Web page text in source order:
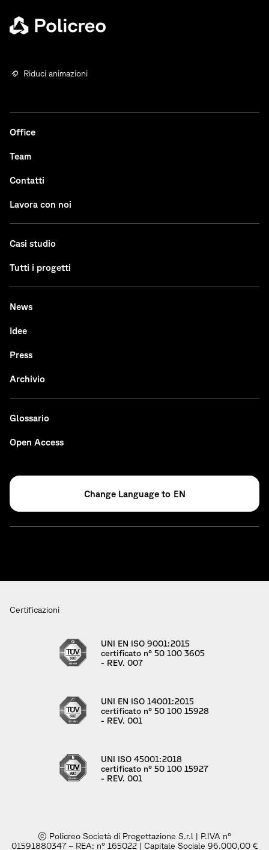
Riduci animazioni
Office
Team
Contatti
Lavora con noi
Casi studio
Tutti i progetti
News
Idee
Press
Archivio
Glossario
Open Access
EN
Certificazioni
UNI EN ISO 9001:2015
certificato n° 50 100 3605
- REV. 007
UNI EN ISO 14001:2015
certificato n° 50 100 15928
- REV. 001
UNI ISO 45001:2018
certificato n° 50 100 15927
- REV. 001
© Policreo Società di Progettazione S.r.l | P.IVA n°
01591880347 – REA: n° 165022 | Capitale Sociale 96.000,00 €